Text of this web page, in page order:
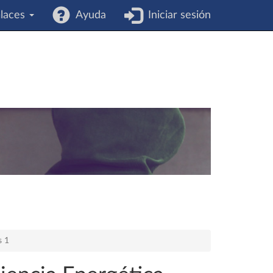
Ayuda Iniciar sesión
1